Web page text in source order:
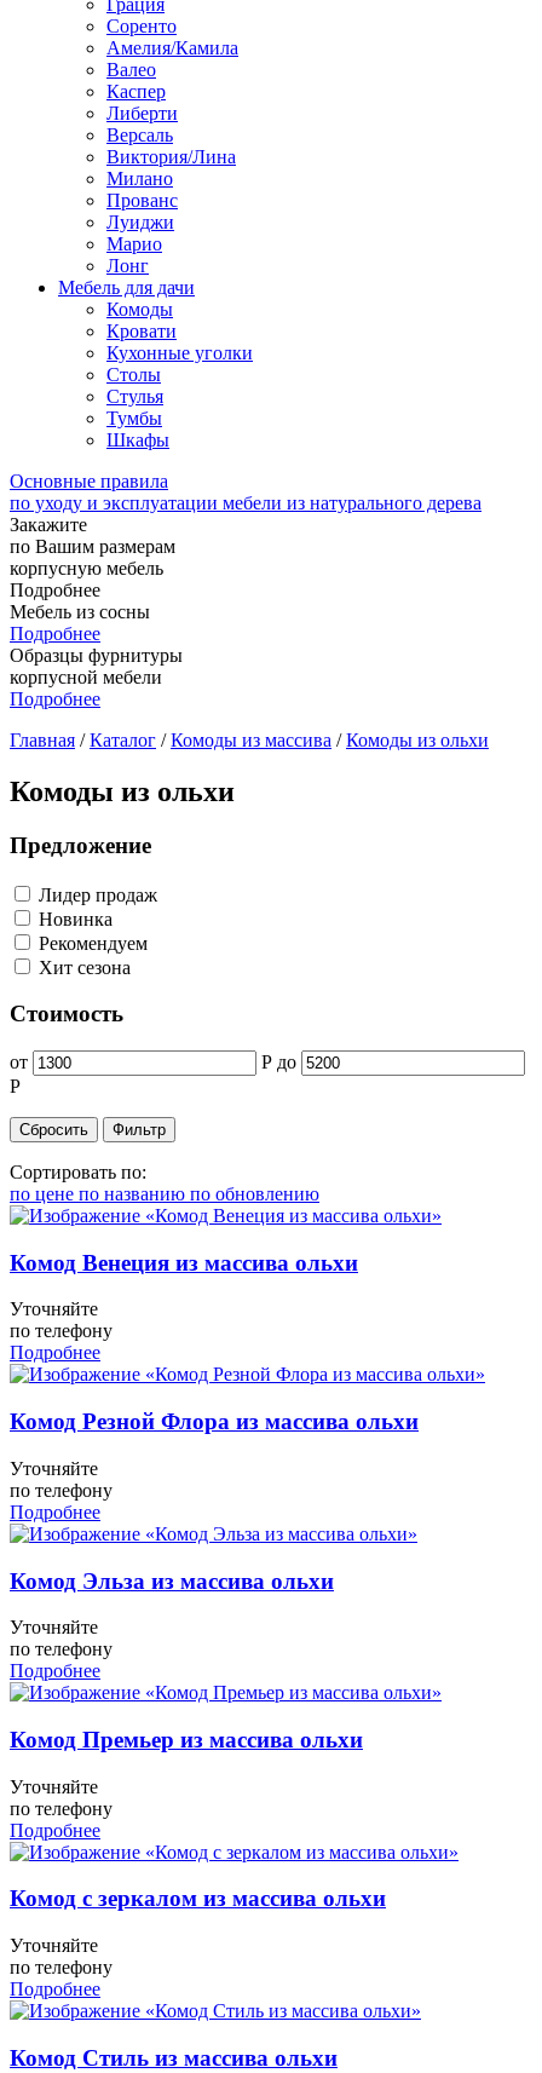
Грация
Соренто
Амелия/Камила
Валео
Каспер
Либерти
Версаль
Виктория/Лина
Милано
Прованс
Луиджи
Марио
Лонг
Мебель для дачи
Комоды
Кровати
Кухонные уголки
Столы
Стулья
Тумбы
Шкафы
Основные правила
по уходу и эксплуатации мебели из натурального дерева
Закажите
по Вашим размерам
корпусную мебель
Подробнее
Мебель из сосны
Подробнее
Образцы фурнитуры
корпусной мебели
Подробнее
Главная /Каталог /Комоды из массива /Комоды из ольхи
Комоды из ольхи
Предложение
Лидер продаж
Новинка
Рекомендуем
Хит сезона
Стоимость
от Р до
Р
Сортировать по:
по цене по названию по обновлению
Комод Венеция из массива ольхи
Уточняйте
по телефону
Подробнее
Комод Резной Флора из массива ольхи
Уточняйте
по телефону
Подробнее
Комод Эльза из массива ольхи
Уточняйте
по телефону
Подробнее
Комод Премьер из массива ольхи
Уточняйте
по телефону
Подробнее
Комод с зеркалом из массива ольхи
Уточняйте
по телефону
Подробнее
Комод Стиль из массива ольхи